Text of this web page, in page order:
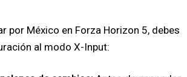
por México en Forza Horizon 5, debes
al modo X-Input: